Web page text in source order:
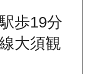
歩19分
大須観